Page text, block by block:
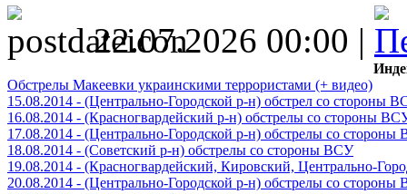
22.07.2026 00:00 |
Обстрелы Макеевки украинскими террористами (+ видео)
15.08.2014 - (Центрально-Городской р-н) обстрел со стороны
16.08.2014 - (Красногвардейский р-н) обстрелы со стороны
17.08.2014 - (Центрально-Городской р-н) обстрелы со стороны
18.08.2014 - (Советский р-н) обстрелы со стороны ВСУ
19.08.2014 - (Красногвардейский, Кировский, Центрально-
20.08.2014 - (Центрально-Городской р-н) обстрелы со стороны